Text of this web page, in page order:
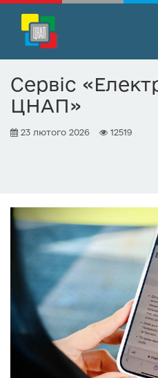
е
й
и
н
Сервіс
ЦНАП»
23 лютого 2026 12519